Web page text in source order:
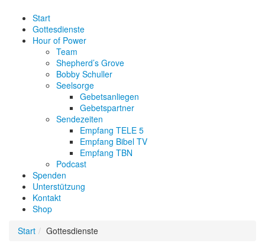
Start
Gottesdienste
Hour of Power
Team
Shepherd’s Grove
Bobby Schuller
Seelsorge
Gebetsanliegen
Gebetspartner
Sendezeiten
Empfang TELE 5
Empfang Bibel TV
Empfang TBN
Podcast
Spenden
Unterstützung
Kontakt
Shop
Start
Gottesdienste